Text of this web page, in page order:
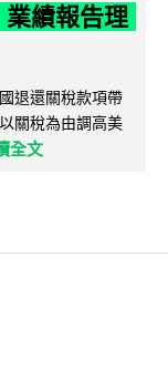
績報告理
退還關稅款項帶
關稅為由調高美
全文